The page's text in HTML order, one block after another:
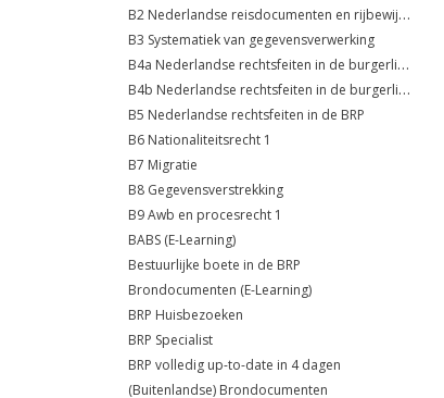
B2 Nederlandse reisdocumenten en rijbewijzen
B3 Systematiek van gegevensverwerking
B4a Nederlandse rechtsfeiten in de burgerlijke stand
B4b Nederlandse rechtsfeiten in de burgerlijke stand
B5 Nederlandse rechtsfeiten in de BRP
B6 Nationaliteitsrecht 1
B7 Migratie
B8 Gegevensverstrekking
B9 Awb en procesrecht 1
BABS (E-Learning)
Bestuurlijke boete in de BRP
Brondocumenten (E-Learning)
BRP Huisbezoeken
BRP Specialist
BRP volledig up-to-date in 4 dagen
(Buitenlandse) Brondocumenten